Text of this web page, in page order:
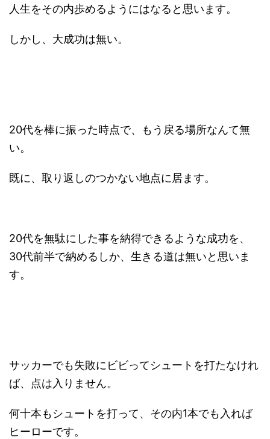
人生をその内歩めるようにはなると思います。
しかし、大成功は無い。
20代を棒に振った時点で、もう戻る場所なんて無
い。
既に、取り返しのつかない地点に居ます。
20代を無駄にした事を納得できるような成功を、
30代前半で納めるしか、生きる道は無いと思いま
す。
サッカーでも失敗にビビってシュートを打たなけれ
ば、点は入りません。
何十本もシュートを打って、その内1本でも入れば
ヒーローです。